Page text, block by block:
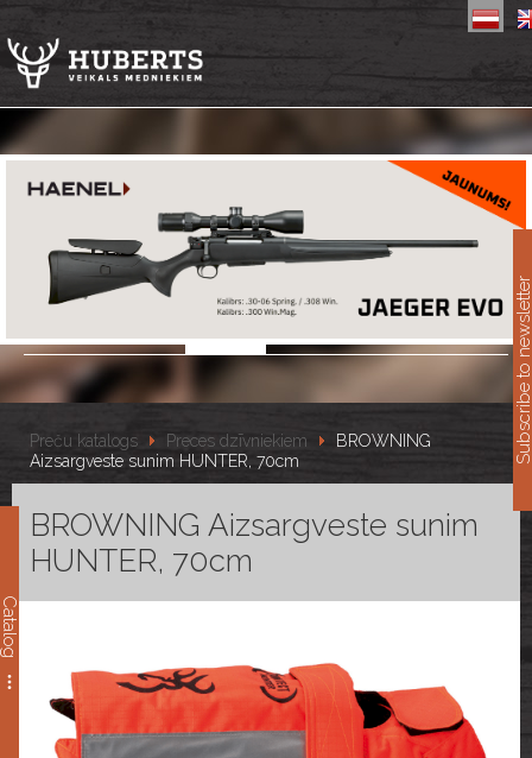
Catalog
Preču katalogs Preces dzīvniekiem
BROWNING
Aizsargveste sunim HUNTER, 70cm
BROWNING Aizsargveste sunim
HUNTER, 70cm
Subscribe